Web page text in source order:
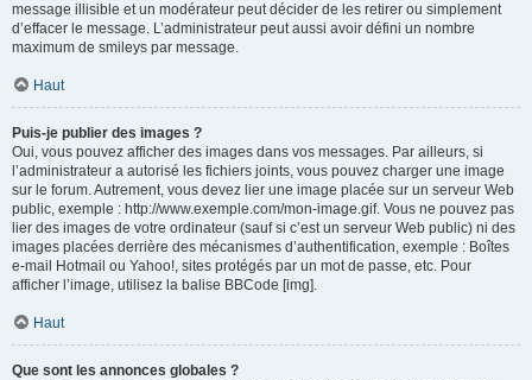
message illisible et un modérateur peut décider de les retirer ou simplement
d’effacer le message. L’administrateur peut aussi avoir défini un nombre
maximum de smileys par message.
Haut
Puis-je publier des images ?
Oui, vous pouvez afficher des images dans vos messages. Par ailleurs, si
l’administrateur a autorisé les fichiers joints, vous pouvez charger une image
sur le forum. Autrement, vous devez lier une image placée sur un serveur Web
public, exemple : http://www.exemple.com/mon-image.gif. Vous ne pouvez pas
lier des images de votre ordinateur (sauf si c’est un serveur Web public) ni des
images placées derrière des mécanismes d’authentification, exemple : Boîtes
e-mail Hotmail ou Yahoo!, sites protégés par un mot de passe, etc. Pour
afficher l’image, utilisez la balise BBCode [img].
Haut
Que sont les annonces globales ?